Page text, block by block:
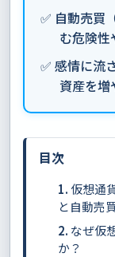
✅ 自動売買
む危険性
✅ 感情に流
資産を
目次
仮想通
と自動売
なぜ仮
か？